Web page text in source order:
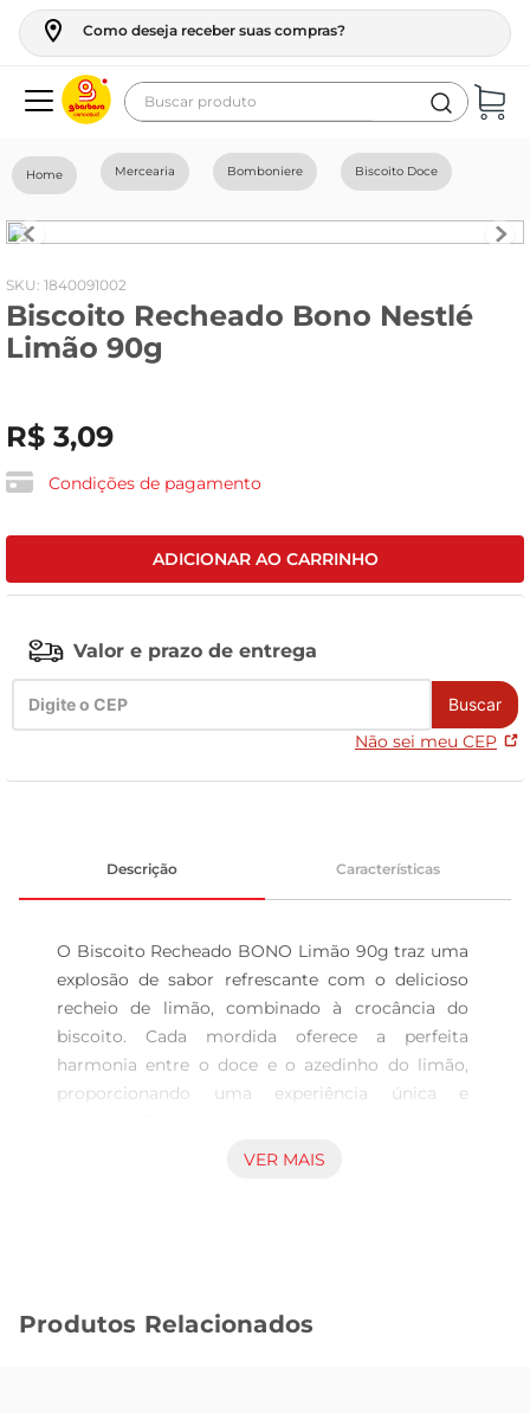
Como deseja receber suas compras?
Buscar produto
Mercearia Bomboniere Biscoito Doce
: 1840091002
Biscoito Recheado Bono Nestlé
Limão 90g
R$ 3,09
Condições de pagamento
ADICIONAR AO CARRINHO
Valor e prazo de entrega
Buscar
Não sei meu CEP
Descrição Características
O Biscoito Recheado BONO Limão 90g traz uma
explosão de sabor refrescante com o delicioso
recheio de limão, combinado à crocância do
biscoito. Cada mordida oferece a perfeita
harmonia entre o doce e o azedinho do limão,
proporcionando uma experiência única e
perfeito para saborear a qualquer hora do dia.
VER MAIS
Produtos Relacionados
geladeira
fogao
café
cerveja
leite
vinho